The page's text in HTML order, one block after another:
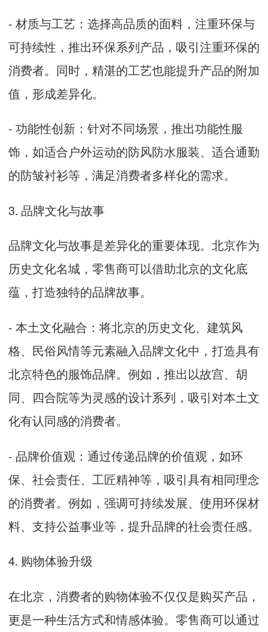
- 材质与工艺：选择高品质的面料，注重环保与
可持续性，推出环保系列产品，吸引注重环保的
消费者。同时，精湛的工艺也能提升产品的附加
值，形成差异化。
- 功能性创新：针对不同场景，推出功能性服
饰，如适合户外运动的防风防水服装、适合通勤
的防皱衬衫等，满足消费者多样化的需求。
3. 品牌文化与故事
品牌文化与故事是差异化的重要体现。北京作为
历史文化名城，零售商可以借助北京的文化底
蕴，打造独特的品牌故事。
- 本土文化融合：将北京的历史文化、建筑风
格、民俗风情等元素融入品牌文化中，打造具有
北京特色的服饰品牌。例如，推出以故宫、胡
同、四合院等为灵感的设计系列，吸引对本土文
化有认同感的消费者。
- 品牌价值观：通过传递品牌的价值观，如环
保、社会责任、工匠精神等，吸引具有相同理念
的消费者。例如，强调可持续发展、使用环保材
料、支持公益事业等，提升品牌的社会责任感。
4. 购物体验升级
在北京，消费者的购物体验不仅仅是购买产品，
更是一种生活方式和情感体验。零售商可以通过